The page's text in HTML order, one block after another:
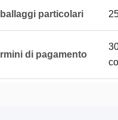
particolari
di pagamento